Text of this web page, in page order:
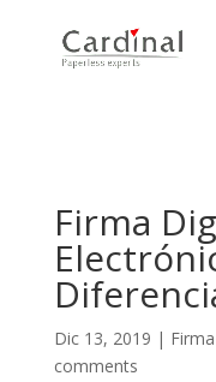
Firma
Dic 13, 2019 |
comments